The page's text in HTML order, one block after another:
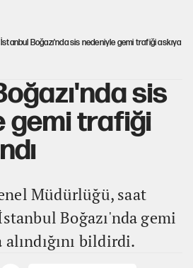
Boğazı'nda sis nedeniyle gemi trafiği askıya
sis
gemi trafiği
Müdürlüğü, saat
Boğazı'nda gemi
bildirdi.